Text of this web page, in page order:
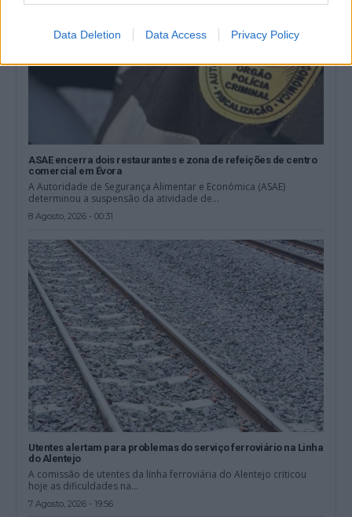
Data Deletion Data Access Privacy Policy
ASAE encerra dois restaurantes e zona de refeições de centro
comercial em Évora
A Autoridade de Segurança Alimentar e Económica (ASAE)
determinou a suspensão da atividade de...
8 Agosto, 2026 - 00:31
Utentes alertam para problemas do serviço ferroviário na Linha
do Alentejo
A comissão de utentes da linha ferroviária do Alentejo criticou
hoje as dificuldades na...
7 Agosto, 2026 - 19:56